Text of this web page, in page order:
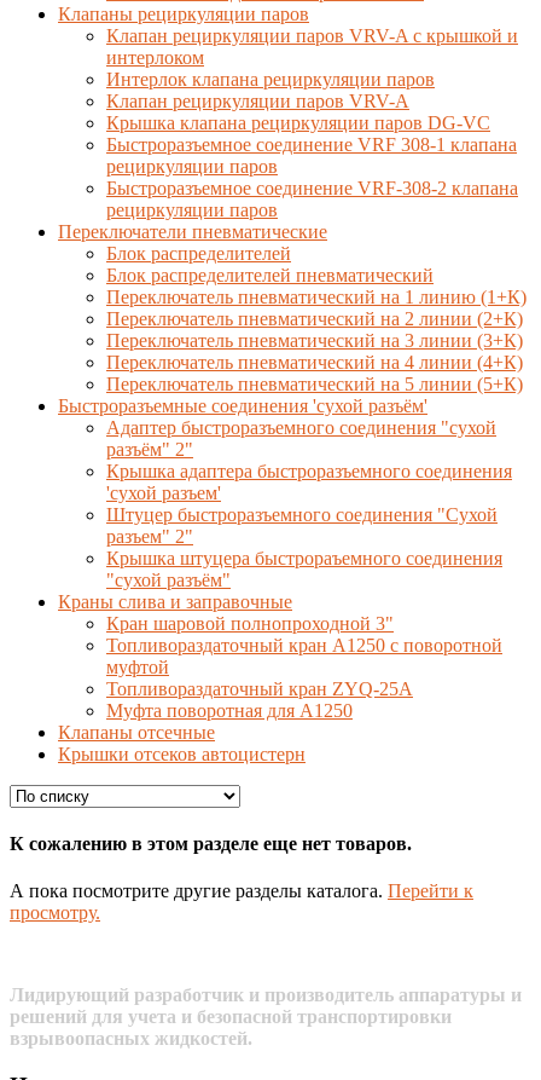
Клапаны рециркуляции паров
Клапан рециркуляции паров VRV-A с крышкой и
интерлоком
Интерлок клапана рециркуляции паров
Клапан рециркуляции паров VRV-A
Крышка клапана рециркуляции паров DG-VC
Быстроразъемное соединение VRF 308-1 клапана
рециркуляции паров
Быстроразъемное соединение VRF-308-2 клапана
рециркуляции паров
Переключатели пневматические
Блок распределителей
Блок распределителей пневматический
Переключатель пневматический на 1 линию (1+К)
Переключатель пневматический на 2 линии (2+К)
Переключатель пневматический на 3 линии (3+К)
Переключатель пневматический на 4 линии (4+К)
Переключатель пневматический на 5 линии (5+К)
Быстроразъемные соединения 'сухой разъём'
Адаптер быстроразъемного соединения "сухой
разъём" 2"
Крышка адаптера быстроразъемного соединения
'сухой разъем'
Штуцер быстроразъемного соединения "Сухой
разъем" 2"
Крышка штуцера быстрораъемного соединения
"сухой разъём"
Краны слива и заправочные
Кран шаровой полнопроходной 3"
Топливораздаточный кран A1250 с поворотной
муфтой
Топливораздаточный кран ZYQ-25A
Муфта поворотная для А1250
Клапаны отсечные
Крышки отсеков автоцистерн
К сожалению в этом разделе еще нет товаров.
А пока посмотрите другие разделы каталога. Перейти к
просмотру.
Лидирующий разработчик и производитель аппаратуры и
решений для учета и безопасной транспортировки
взрывоопасных жидкостей.